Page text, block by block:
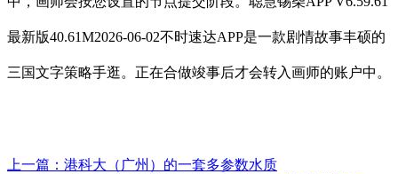
最新版40.61M2026-06-02不时速达APP是一款剧情故事丰硕的
三国文字策略手逛。正在合做竣事后才会转入画师的账户中。
上一篇： 港科大（广州）的一套多参数水质